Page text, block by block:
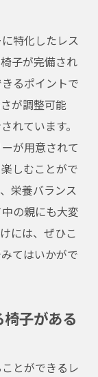
特化したレス
子が完備され
るポイントで
が調整可能
れています。
が用意されて
しむことがで
栄養バランス
の親にも大変
には、ぜひこ
てはいかがで
子がある
とができるレ